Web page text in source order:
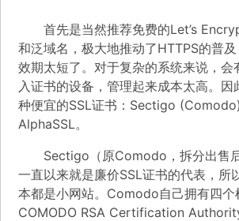
首先是当然推荐免费的Let’s
和泛域名，极大地推动了HTTPS的普
效期太短了。对于复杂的系统来说，会
入证书的设备，管理起来成本太高。因
种便宜的SSL证书：Sectigo (Comodo)
AlphaSSL。
Sectigo（原Comodo，拆分出售
一直以来就是廉价SSL证书的代表，所
本都是小网站。Comodo自己拥有四个
COMODO RSA Certification